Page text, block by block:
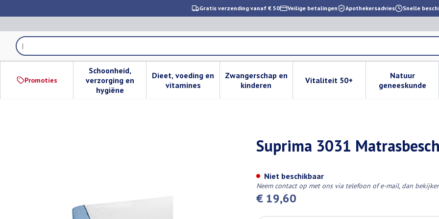
Gratis verzending vanaf € 50 Veilige betalingen Apothekersadvies Snelle
Product, merk, categorie...
Promoties
Schoonheid,
verzorging en
hygiëne
Toon submenu voor Schoonheid, verzorging en hygiëne categorie
Dieet, voeding en
vitaminesToon submenu voor Dieet, voeding en vitamines categorie
Zwangerschap en
kinderenToon submenu voor Zwangerschap en kinderen
Vitaliteit 50+Toon submenu voor Vitaliteit
Natuur
geneeskunde
Toon
Suprima 3031 Matrasbeschermer Frotte+ Pvc 75x100cm
Suprima 3031
€ 19,60
Niet beschikbaar
Neem contact op met ons via telefoon of e-mail, dan